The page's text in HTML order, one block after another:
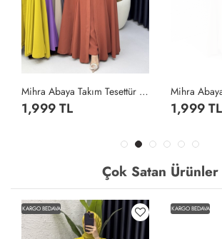
Mihra Abaya Takım Tesettür Giyim Kiremit
1,999 TL 1,999 TL
Çok Satan Ürünler
KARGO BEDAVA KARGO BEDAVA